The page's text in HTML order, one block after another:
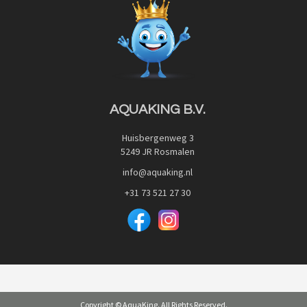
Privacy Policy
Veilig betalen met:
Advies
Red Label Filter Series
Nishikigoi-Ô
JPD Japan Pet Design
AQUAKING B.V.
Huisbergenweg 3
5249 JR Rosmalen
info@aquaking.nl
+31 73 521 27 30
Copyright © AquaKing. All Rights Reserved.